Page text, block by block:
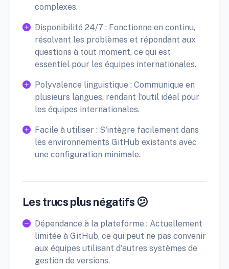
complexes.
Disponibilité 24/7 : Fonctionne en continu,
résolvant les problèmes et répondant aux
questions à tout moment, ce qui est
essentiel pour les équipes internationales.
Polyvalence linguistique : Communique en
plusieurs langues, rendant l'outil idéal pour
les équipes internationales.
Facile à utiliser : S'intègre facilement dans
les environnements GitHub existants avec
une configuration minimale.
Les trucs plus négatifs 😕
Dépendance à la plateforme : Actuellement
limitée à GitHub, ce qui peut ne pas convenir
aux équipes utilisant d'autres systèmes de
gestion de versions.